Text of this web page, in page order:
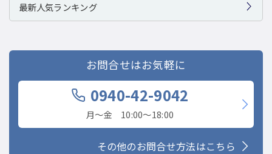
最新人気ランキング
お問合せはお気軽に
0940-42-9042
月〜金 10:00〜18:00
その他のお問合せ方法はこちら